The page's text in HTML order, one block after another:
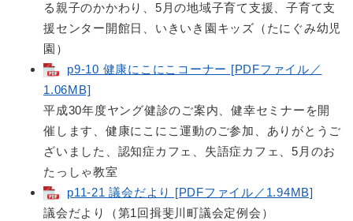
る親子のかかわり、5月の地域子育て支援、子育て支
援センター開館日、いきいき園キッズ（たにぐみ幼児
園）
p9-10 健康にこにこコーナー [PDFファイル／
1.06MB]
平成30年度ヤング健診のご案内、健幸セミナーを開
催します、健康にこにこ運動のご参加、ありがとうご
ざいました、認知症カフェ、失語症カフェ、5月のお
たっしゃ教室
p11-21 議会だより [PDFファイル／1.94MB]
議会だより（第1回揖斐川町議会定例会）